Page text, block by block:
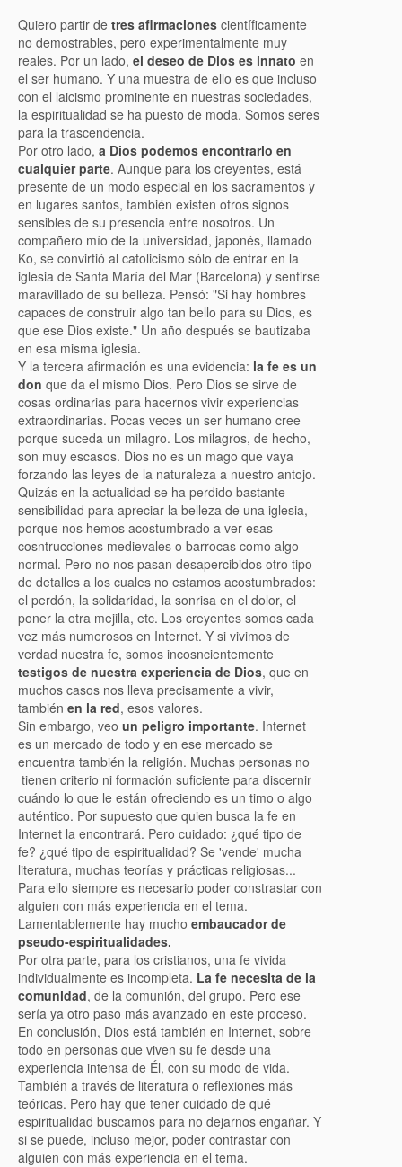
Quiero partir de tres afirmaciones científicamente
no demostrables, pero experimentalmente muy
reales. Por un lado, el deseo de Dios es innato en
el ser humano. Y una muestra de ello es que incluso
con el laicismo prominente en nuestras sociedades,
la espiritualidad se ha puesto de moda. Somos seres
para la trascendencia.
Por otro lado, a Dios podemos encontrarlo en
cualquier parte. Aunque para los creyentes, está
presente de un modo especial en los sacramentos y
en lugares santos, también existen otros signos
sensibles de su presencia entre nosotros. Un
compañero mío de la universidad, japonés, llamado
Ko, se convirtió al catolicismo sólo de entrar en la
iglesia de Santa María del Mar (Barcelona) y sentirse
maravillado de su belleza. Pensó: "Si hay hombres
capaces de construir algo tan bello para su Dios, es
que ese Dios existe." Un año después se bautizaba
en esa misma iglesia.
Y la tercera afirmación es una evidencia: la fe es un
don que da el mismo Dios. Pero Dios se sirve de
cosas ordinarias para hacernos vivir experiencias
extraordinarias. Pocas veces un ser humano cree
porque suceda un milagro. Los milagros, de hecho,
son muy escasos. Dios no es un mago que vaya
forzando las leyes de la naturaleza a nuestro antojo.
Quizás en la actualidad se ha perdido bastante
sensibilidad para apreciar la belleza de una iglesia,
porque nos hemos acostumbrado a ver esas
cosntrucciones medievales o barrocas como algo
normal. Pero no nos pasan desapercibidos otro tipo
de detalles a los cuales no estamos acostumbrados:
el perdón, la solidaridad, la sonrisa en el dolor, el
poner la otra mejilla, etc. Los creyentes somos cada
vez más numerosos en Internet. Y si vivimos de
verdad nuestra fe, somos incosncientemente
testigos de nuestra experiencia de Dios, que en
muchos casos nos lleva precisamente a vivir,
también en la red, esos valores.
Sin embargo, veo un peligro importante. Internet
es un mercado de todo y en ese mercado se
encuentra también la religión. Muchas personas no
tienen criterio ni formación suficiente para discernir
cuándo lo que le están ofreciendo es un timo o algo
auténtico. Por supuesto que quien busca la fe en
Internet la encontrará. Pero cuidado: ¿qué tipo de
fe? ¿qué tipo de espiritualidad? Se 'vende' mucha
literatura, muchas teorías y prácticas religiosas...
Para ello siempre es necesario poder constrastar con
alguien con más experiencia en el tema.
Lamentablemente hay mucho embaucador de
pseudo-espiritualidades.
Por otra parte, para los cristianos, una fe vivida
individualmente es incompleta. La fe necesita de la
comunidad, de la comunión, del grupo. Pero ese
sería ya otro paso más avanzado en este proceso.
En conclusión, Dios está también en Internet, sobre
todo en personas que viven su fe desde una
experiencia intensa de Él, con su modo de vida.
También a través de literatura o reflexiones más
teóricas. Pero hay que tener cuidado de qué
espiritualidad buscamos para no dejarnos engañar. Y
si se puede, incluso mejor, poder contrastar con
alguien con más experiencia en el tema.